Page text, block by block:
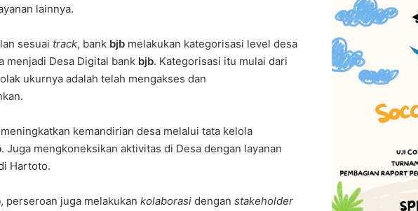
lainnya.
sesuai track, bank bjb melakukan kategorisasi level desa
menjadi Desa Digital bank bjb. Kategorisasi itu mulai dari
ukurnya adalah telah mengakses dan
kemandirian desa melalui tata kelola
. Juga mengkoneksikan aktivitas di Desa dengan layanan
Hartoto.
, perseroan juga melakukan kolaborasi dengan stakeholder